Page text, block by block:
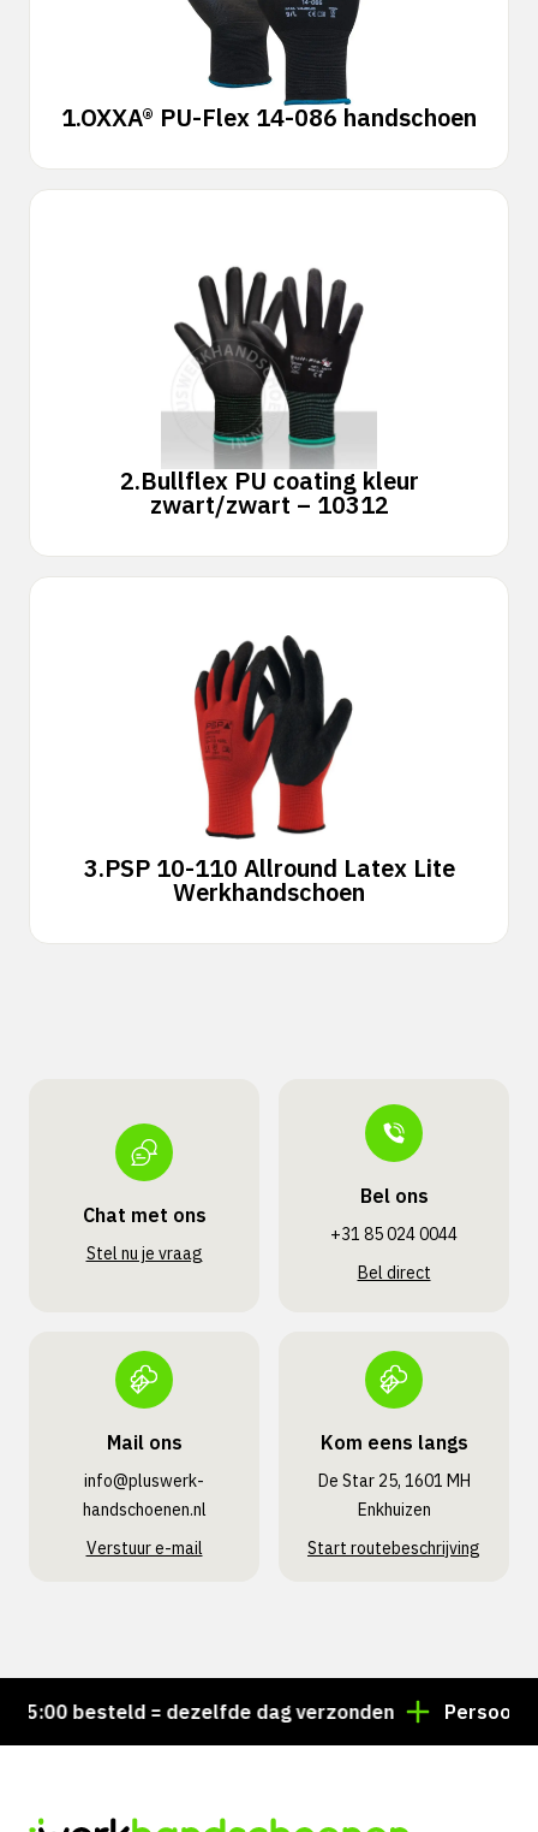
1.OXXA® PU-Flex 14-086 handschoen
2.Bullflex PU coating kleur
zwart/zwart – 10312
3.PSP 10-110 Allround Latex Lite
Werkhandschoen
Chat met ons
Stel nu je vraag
Bel ons
+31 85 024 0044
Bel direct
Mail ons
info@pluswerk­
handschoenen.nl
Verstuur e-mail
Kom eens langs
De Star 25, 1601 MH
Enkhuizen
Start routebeschrijving
besteld = dezelfde dag verzonden Persoonlijk